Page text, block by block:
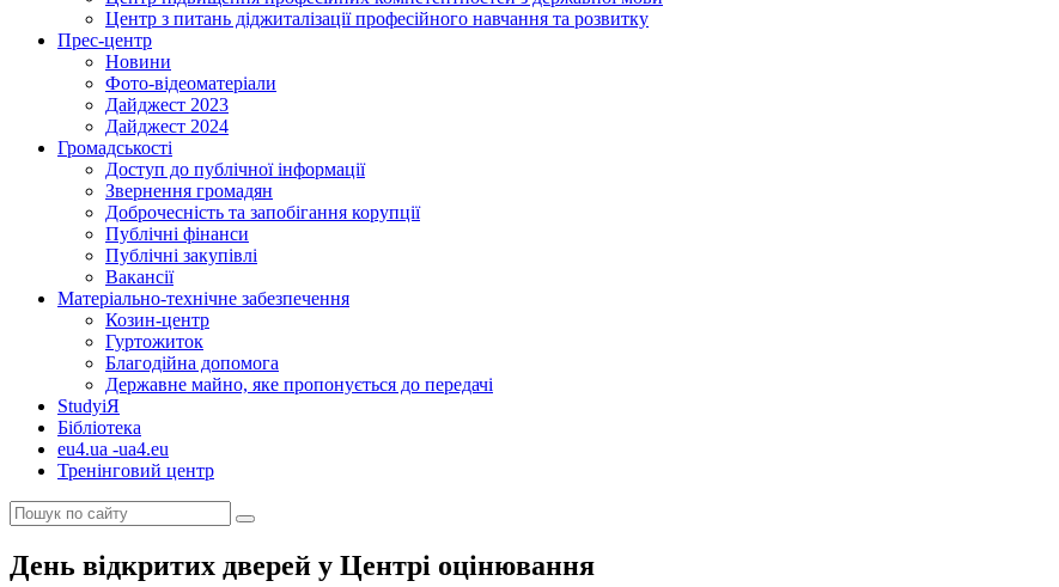
Центр з питань діджиталізації професійного навчання та розвитку
Прес-центр
Новини
Фото-відеоматеріали
Дайджест 2023
Дайджест 2024
Громадськості
Доступ до публічної інформації
Звернення громадян
Доброчесність та запобігання корупції
Публічні фінанси
Публічні закупівлі
Вакансії
Матеріально-технічне забезпечення
Козин-центр
Гуртожиток
Благодійна допомога
Державне майно, яке пропонується до передачі
StudyіЯ
Бібліотека
eu4.ua -ua4.eu
Тренінговий центр
День відкритих дверей у Центрі оцінювання